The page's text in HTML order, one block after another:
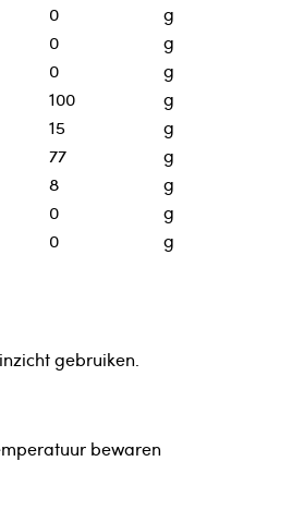
0
g
0
g
0
g
100
g
15
g
77
g
8
g
0
g
0 g
gebruiken.
bewaren